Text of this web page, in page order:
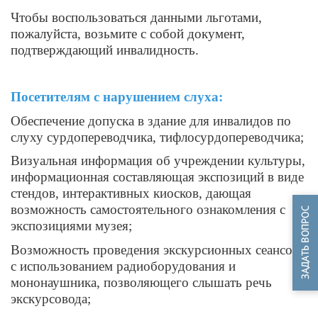
Чтобы воспользоваться данными льготами,
пожалуйста, возьмите с собой документ,
подтверждающий инвалидность.
Посетителям с нарушением слуха:
Обеспечение допуска в здание для инвалидов по
слуху сурдопереводчика, тифлосурдопереводчика;
Визуальная информация об учреждении культуры,
информационная составляющая экспозиций в виде
стендов, интерактивных киосков, дающая
возможность самостоятельного ознакомления с
экспозициями музея;
Возможность проведения экскурсионных сеансов
с использованием радиоборудования и
мононаушника, позволяющего слышать речь
экскурсовода;